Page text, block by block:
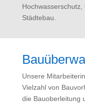
Städtebau.
Unsere
Vielzahl von
die Bauoberleitung